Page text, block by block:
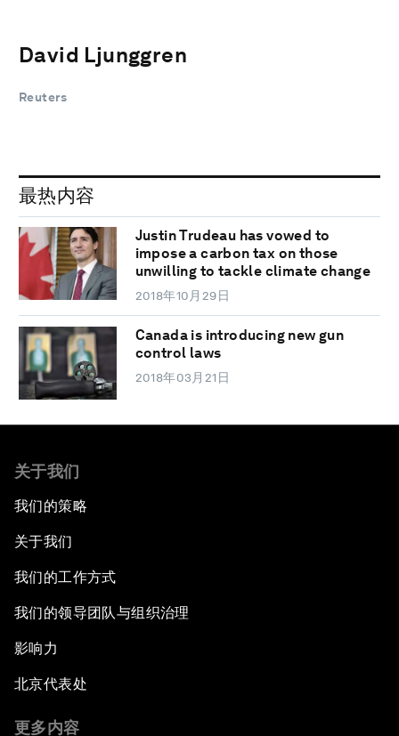
David Ljunggren
Reuters
最热内容
Justin Trudeau has vowed to
impose a carbon tax on those
unwilling to tackle climate change
2018年10月29日
Canada is introducing new gun
control laws
2018年03月21日
关于我们
我们的策略
关于我们
我们的工作方式
我们的领导团队与组织治理
影响力
北京代表处
更多内容